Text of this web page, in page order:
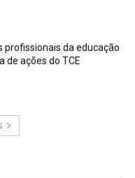
profissionais da educação
de ações do TCE